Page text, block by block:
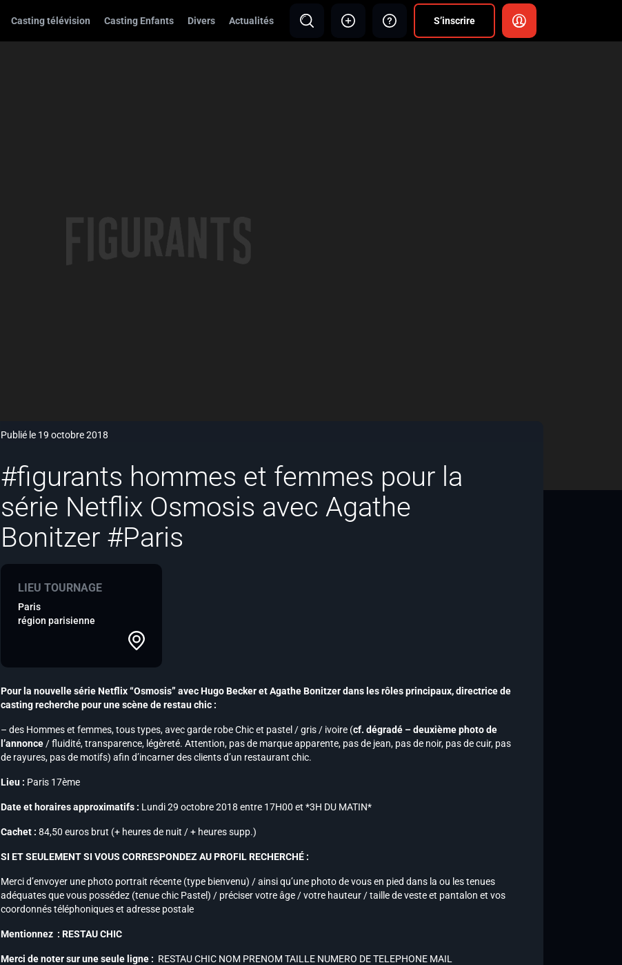
Casting télévision Casting Enfants Divers Actualités S’inscrire
Publié le 19 octobre 2018
#figurants hommes et femmes pour la
série Netflix Osmosis avec Agathe
Bonitzer #Paris
LIEU TOURNAGE
Paris
région parisienne
Pour la nouvelle série Netflix “Osmosis” avec Hugo Becker et Agathe Bonitzer dans les rôles principaux, directrice de
casting recherche pour une scène de restau chic :
– des Hommes et femmes, tous types, avec garde robe Chic et pastel / gris / ivoire (cf. dégradé – deuxième photo de
l’annonce / fluidité, transparence, légèreté. Attention, pas de marque apparente, pas de jean, pas de noir, pas de cuir, pas
de rayures, pas de motifs) afin d’incarner des clients d’un restaurant chic.
Lieu : Paris 17ème
Date et horaires approximatifs : Lundi 29 octobre 2018 entre 17H00 et *3H DU MATIN*
Cachet : 84,50 euros brut (+ heures de nuit / + heures supp.)
SI ET SEULEMENT SI VOUS CORRESPONDEZ AU PROFIL RECHERCHÉ :
Merci d’envoyer une photo portrait récente (type bienvenu) / ainsi qu’une photo de vous en pied dans la ou les tenues
adéquates que vous possédez (tenue chic Pastel) / préciser votre âge / votre hauteur / taille de veste et pantalon et vos
coordonnés téléphoniques et adresse postale
Mentionnez : RESTAU CHIC
Merci de noter sur une seule ligne : RESTAU CHIC NOM PRENOM TAILLE NUMERO DE TELEPHONE MAIL